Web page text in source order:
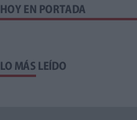
HOY EN PORTADA
LO MÁS LEÍDO